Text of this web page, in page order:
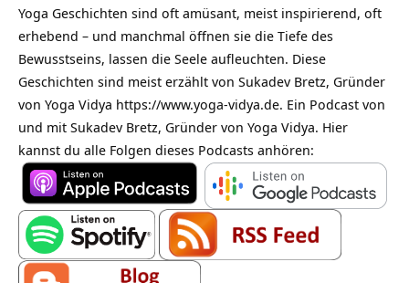
Yoga Geschichten sind oft amüsant, meist inspirierend, oft
erhebend – und manchmal öffnen sie die Tiefe des
Bewusstseins, lassen die Seele aufleuchten. Diese
Geschichten sind meist erzählt von Sukadev Bretz, Gründer
von Yoga Vidya https://www.yoga-vidya.de. Ein Podcast von
und mit Sukadev Bretz, Gründer von Yoga Vidya. Hier
kannst du alle Folgen dieses Podcasts anhören: